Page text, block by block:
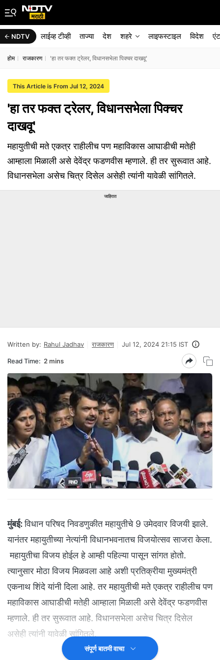
NDTV लाईव्ह टीव्ही ताज्या देश शहरे लाइफस्टाइल विदेश
होम राजकारण 'हा तर फक्त ट्रेलर, विधानसभेला पिक्चर दाखवू'
This Article is From Jul 12, 2024
'हा तर फक्त ट्रेलर, विधानसभेला पिक्चर
दाखवू'
महायुतीची मते एकत्र राहीलीच पण महाविकास आघाडीची मतेही
आम्हाला मिळाली असे देवेंद्र फडणवीस म्हणाले. ही तर सुरूवात आहे.
विधानसभेला असेच चित्र दिसेल असेही त्यांनी यावेळी सांगितले.
जाहिरात
Written by: Rahul Jadhav राजकारण Jul 12, 2024 21:15 IST
Read Time: 2 mins
मुंबई: विधान परिषद निवडणुकीत महायुतीचे 9 उमेदवार विजयी झाले.
यानंतर महायुतीच्या नेत्यांनी विधानभवनातच विजयोत्सव साजरा केला.
महायुतीचा विजय होईल हे आम्ही पहिल्या पासून सांगत होतो.
त्यानुसार मोठा विजय मिळवला आहे अशी प्रतिक्रीया मुख्यमंत्री
एकनाथ शिंदे यांनी दिला आहे. तर महायुतीची मते एकत्र राहीलीच पण
महाविकास आघाडीची मतेही आम्हाला मिळाली असे देवेंद्र फडणवीस
म्हणाले. ही तर सुरूवात आहे. विधानसभेला असेच चित्र दिसेल
असेही त्यांनी यावेळी सांगितले.
NDTV मराठी' चं अधिकृत व्हॉट्सअ‍ॅप चॅनल जॉईन करा
संपूर्ण बातमी वाचा